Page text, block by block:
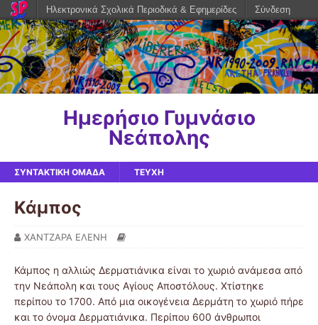
Ημερήσιο Γυμνάσιο
Νεάπολης
ΣΥΝΤΑΚΤΙΚΗ ΟΜΑΔΑ ΤΕΥΧΗ
Κάμπος
ΧΑΝΤΖΑΡΑ ΕΛΕΝΗ
Κάμπος η αλλιώς Δερματιάνικα είναι το χωριό ανάμεσα από
την Νεάπολη και τους Αγίους Αποστόλους. Χτίστηκε
περίπου το 1700. Από μια οικογένεια Δερμάτη το χωριό πήρε
και το όνομα Δερματιάνικα. Περίπου 600 άνθρωποι
Ηλεκτρονικά Σχολικά Περιοδικά & Εφημερίδες Σύνδεση